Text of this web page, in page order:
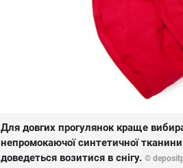
Для довгих прогулянок краще
непромокаючої синтетичної
доведеться возитися в снігу. ©